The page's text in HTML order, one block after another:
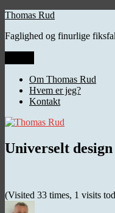
Videre
indhold
Thomas Rud
Faglighed og finurlige
Om Thomas Rud
Hvem er jeg?
Kontakt
Universelt design
(Visited 33 times, 1 visits